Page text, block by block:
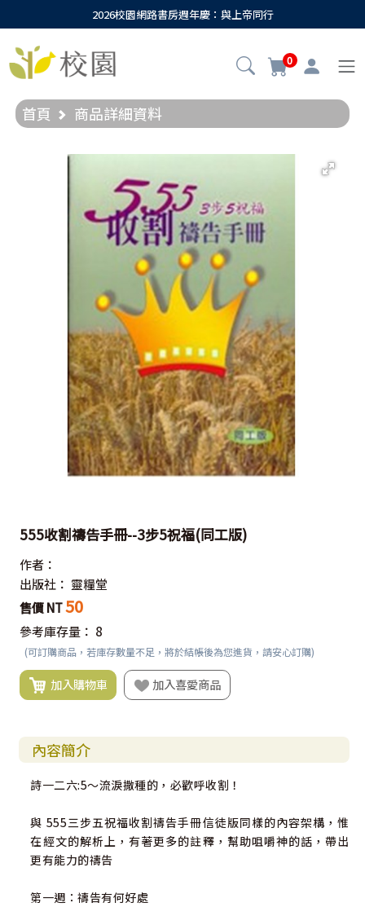
2026校園網路書房週年慶：與上帝同行
0
首頁 商品詳細資料
555收割禱告手冊--3步5祝福(同工版)
作者：
出版社： 靈糧堂
售價 NT50
參考庫存量： 8
(可訂購商品，若庫存數量不足，將於結帳後為您進貨，請安心訂購)
加入購物車 加入喜愛商品
內容簡介
詩一二六:5～流淚撒種的，必歡呼收割！
與 555三步五祝福收割禱告手冊信徒版同樣的內容架構，惟
在經文的解析上，有著更多的註釋，幫助咀嚼神的話，帶出
更有能力的禱告
第一週：禱告有何好處